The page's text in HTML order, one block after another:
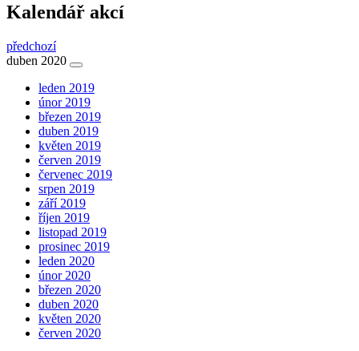
Kalendář akcí
předchozí
duben 2020
leden 2019
únor 2019
březen 2019
duben 2019
květen 2019
červen 2019
červenec 2019
srpen 2019
září 2019
říjen 2019
listopad 2019
prosinec 2019
leden 2020
únor 2020
březen 2020
duben 2020
květen 2020
červen 2020